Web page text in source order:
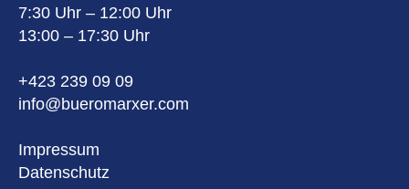
7:30 Uhr – 12:00 Uhr
13:00 – 17:30 Uhr
+423 239 09 09
info@bueromarxer.com
Impressum
Datenschutz